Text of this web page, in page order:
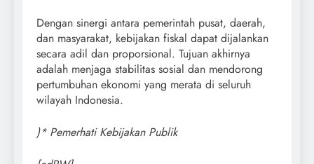
Dengan sinergi antara pemerintah pusat, daerah,
dan masyarakat, kebijakan fiskal dapat dijalankan
secara adil dan proporsional. Tujuan akhirnya
adalah menjaga stabilitas sosial dan mendorong
pertumbuhan ekonomi yang merata di seluruh
wilayah Indonesia.
)* Pemerhati Kebijakan Publik